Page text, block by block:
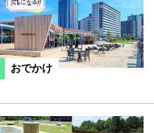
おでかけ